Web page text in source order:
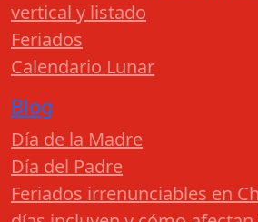
vertical y listado
Feriados
Calendario Lunar
Blog
Día de la Madre
Día del Padre
Feriados irrenunciables en